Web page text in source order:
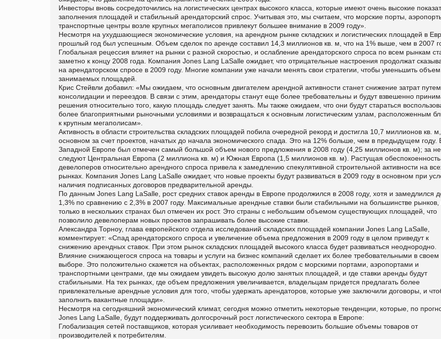
Инвесторы вновь сосредоточились на логистических центрах высокого класса, которые имеют очень высокие
заполнения площадей и стабильный арендаторский спрос. Учитывая это, мы считаем, что морские порты,
транспортные центры возле крупных мегаполисов привлекут большее внимание в 2009 году».
Несмотря на ухудшающиеся экономические условия, на арендном рынке складских и логистических площадей в
прошлый год был успешным. Объем сделок по аренде составил 14,3 миллионов кв. м, что на 1% выше, чем в 2007
Глобальная рецессия влияет на рынки с разной скоростью, и ослабление арендаторского спроса по всем рынкам
заметно к концу 2008 года. Компания Jones Lang LaSalle ожидает, что отрицательные настроения продолжат
на арендаторском спросе в 2009 году. Многие компании уже начали менять свои стратегии, чтобы уменьшить объем
занимаемых площадей.
Крис Стейвли добавил: «Мы ожидаем, что основным двигателем арендной активности станет снижение затрат путем
консолидации и переездов. В связи с этим, арендаторы станут еще более требовательны и будут взвешенно
решения относительно того, какую площадь следует занять. Мы также ожидаем, что они будут стараться
более благоприятными рыночными условиями и возвращаться к основным логистическим узлам, расположенным
к крупным мегаполисам».
Активность в области строительства складских площадей побила очередной рекорд и достигла 10,7 миллионов кв.
основном за счет проектов, начатых до начала экономического спада. Это на 12% больше, чем в предыдущем году.
Западной Европе был отмечен самый большой объем нового предложения в 2008 году (4,25 миллионов кв. м); за
следуют Центральная Европа (2 миллиона кв. м) и Южная Европа (1,5 миллионов кв. м). Растущая обеспокоенность
девелоперов относительно арендного спроса привела к замедлению спекулятивной строительной активности на
рынках. Компания Jones Lang LaSalle ожидает, что новые проекты будут развиваться в 2009 году в основном при
наличия подписанных договоров предварительной аренды.
По данным Jones Lang LaSalle, рост средних ставок аренды в Европе продолжился в 2008 году, хотя и замедлился
1,3% по сравнению с 2,3% в 2007 году. Максимальные арендные ставки были стабильными на большинстве рынков,
только в нескольких странах был отмечен их рост. Это страны с небольшим объемом существующих площадей, что
позволило девелоперам новых проектов запрашивать более высокие ставки.
Александра Торноу, глава европейского отдела исследований складских площадей компании Jones Lang LaSalle,
комментирует: «Спад арендаторского спроса и увеличение объема предложения в 2009 году в целом приведут к
снижению арендных ставок. При этом рынок складских площадей высокого класса будет развиваться неоднородно.
Влияние снижающегося спроса на товары и услуги на бизнес компаний сделает их более требовательными в своем
выборе. Это положительно скажется на объектах, расположенных рядом с морскими портами, аэропортами и
транспортными центрами, где мы ожидаем увидеть высокую долю занятых площадей, и где ставки аренды будут
стабильными. На тех рынках, где объем предложения увеличивается, владельцам придется предлагать более
привлекательные арендные условия для того, чтобы удержать арендаторов, которые уже заключили договоры, и
заполнить вакантные площади».
Несмотря на сегодняшний экономический климат, сегодня можно отметить некоторые тенденции, которые, по
Jones Lang LaSalle, будут поддерживать долгосрочный рост логистического сектора в Европе:
Глобализация сетей поставщиков, которая усиливает необходимость перевозить большие объемы товаров от
производителей к потребителям.